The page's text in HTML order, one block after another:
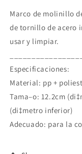
Marco de molinillo
de tornillo de acero
usar y limpiar.
Especificaciones:
Material: pp +
Tama–o: 12.2cm
(di‡metro inferior)
Adecuado: para la